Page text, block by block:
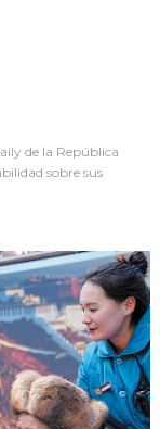
de la República
sobre sus